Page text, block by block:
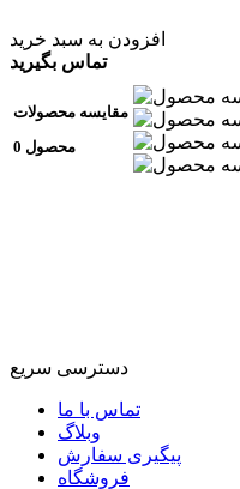
افزودن به سبد خرید
تماس بگیرید
مقایسه محصولات
0 محصول
دسترسی سریع
تماس با ما
وبلاگ
پیگیری سفارش
فروشگاه